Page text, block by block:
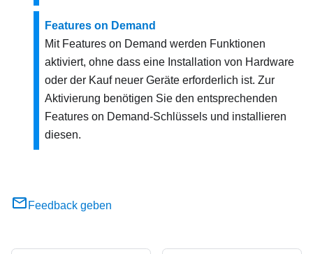
Features on Demand
Mit Features on Demand werden Funktionen
aktiviert, ohne dass eine Installation von Hardware
oder der Kauf neuer Geräte erforderlich ist. Zur
Aktivierung benötigen Sie den entsprechenden
Features on Demand-Schlüssels und installieren
diesen.
Feedback geben